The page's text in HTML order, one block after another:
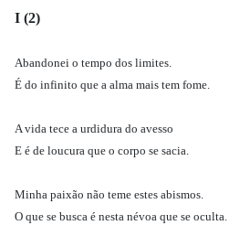
I (2)
Abandonei o tempo dos limites.
É do infinito que a alma mais tem fome.
A vida tece a urdidura do avesso
E é de loucura que o corpo se sacia.
Minha paixão não teme estes abismos.
O que se busca é nesta névoa que se oculta.